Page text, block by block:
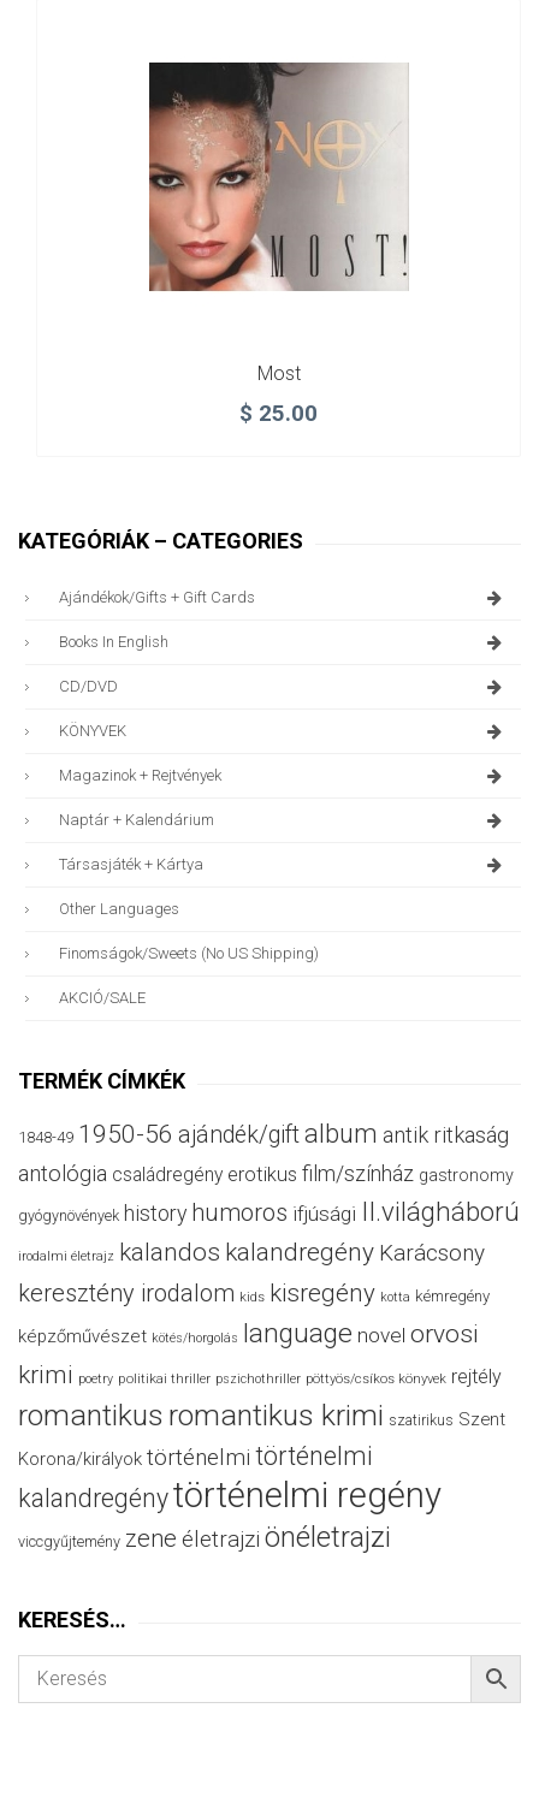
Most
$ 25.00
KATEGÓRIÁK – CATEGORIES
Ajándékok/gifts + Gift Cards
Books In English
CD/DVD
KÖNYVEK
Magazinok + Rejtvények
Naptár + Kalendárium
Társasjáték + Kártya
Other Languages
Finomságok/sweets (no US Shipping)
AKCIÓ/SALE
TERMÉK CÍMKÉK
1848-49 1950-56 ajándék/giftalbum antik ritkaság
antológia családregény erotikus film/színház gastronomy
gyógynövények history humoros ifjúsági II.világháború
irodalmi életrajz kalandos kalandregény Karácsony
keresztény irodalom kids kisregény kotta kémregény
képzőművészet kötés/horgolás language novel orvosi
krimi poetry politikai thriller pszichothriller pöttyös/csíkos könyvek rejtély
romantikus romantikus krimi szatirikus Szent
Korona/királyok történelmi történelmi
kalandregénytörténelmi regény
viccgyűjtemény zene életrajzi önéletrajzi
KERESÉS…